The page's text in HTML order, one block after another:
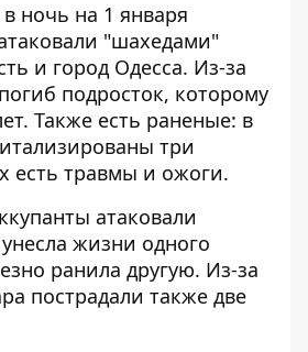
ночь на 1 января
"шахедами"
и город Одесса. Из-за
подросток, которому
Также есть раненые: в
три
есть травмы и ожоги.
атаковали
жизни одного
ранила другую. Из-за
пострадали также две